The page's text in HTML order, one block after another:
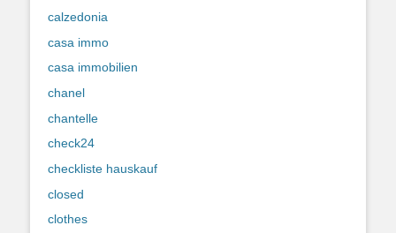
calzedonia
casa immo
casa immobilien
chanel
chantelle
check24
checkliste hauskauf
closed
clothes